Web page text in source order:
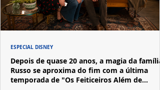
Depois de quase 20 anos, a magia da família
Russo se aproxima do fim com a última
temporada de "Os Feiticeiros Além de
ESPECIAL DISNEY